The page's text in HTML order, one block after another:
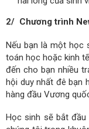
2/ Chương trình
Nếu bạn là một học
toán học hoặc kinh
đến cho bạn nhiều
hội duy nhất đê bạn
hàng đầu Vương
Học sinh sẽ bắt đầu